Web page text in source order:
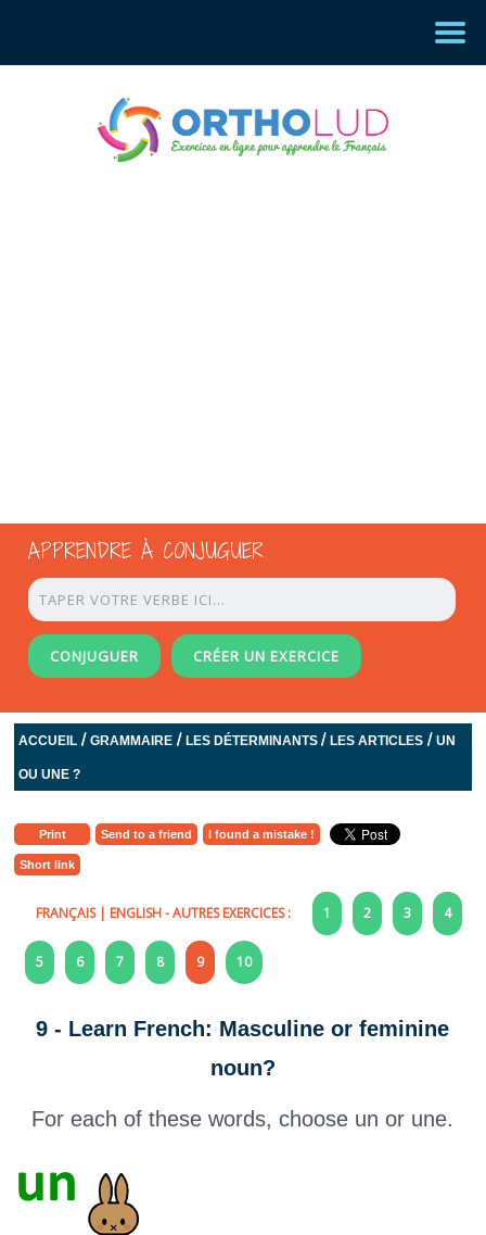
APPRENDRE À CONJUGUER
CONJUGUER CRÉER UN EXERCICE
ACCUEIL /GRAMMAIRE /LES DÉTERMINANTS/LES ARTICLES /UN
OU UNE ?
Print Send to a friend I found a mistake !
Short link
FRANÇAIS| ENGLISH- AUTRES EXERCICES : 1 2 3 4
5 6 7 8 9 10
9 - Learn French: Masculine or feminine
noun?
For each of these words, choose un or une.